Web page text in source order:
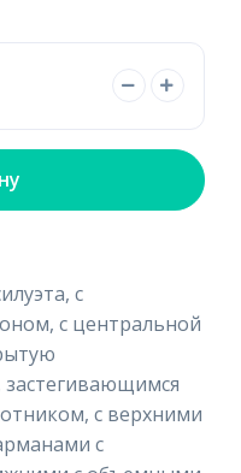
с
с центральной
с верхними
с